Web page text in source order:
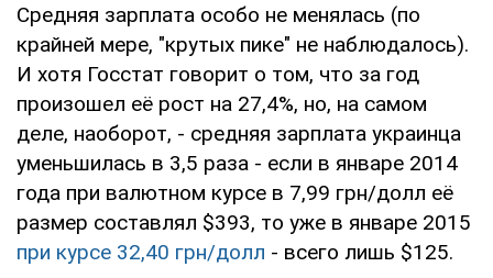
Средняя зарплата особо не менялась (по
крайней мере, "крутых пике" не наблюдалось).
И хотя Госстат говорит о том, что за год
произошел её рост на 27,4%, но, на самом
деле, наоборот, - средняя зарплата украинца
уменьшилась в 3,5 раза - если в январе 2014
года при валютном курсе в 7,99 грн/долл её
размер составлял $393, то уже в январе 2015
при курсе 32,40 грн/долл - всего лишь $125.